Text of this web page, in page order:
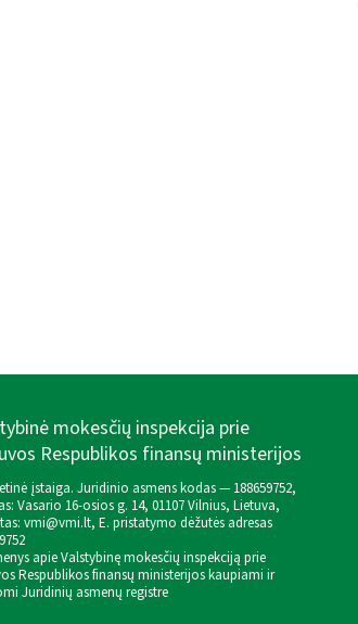
mokesčių inspekcija prie
Respublikos finansų ministerijos
įstaiga. Juridinio asmens kodas — 188659752,
Vasario 16-osios g. 14, 01107 Vilnius, Lietuva,
vmi@vmi.lt, E. pristatymo dėžutės adresas
apie Valstybinę mokesčių inspekciją prie
Respublikos finansų ministerijos kaupiami ir
Juridinių asmenų registre